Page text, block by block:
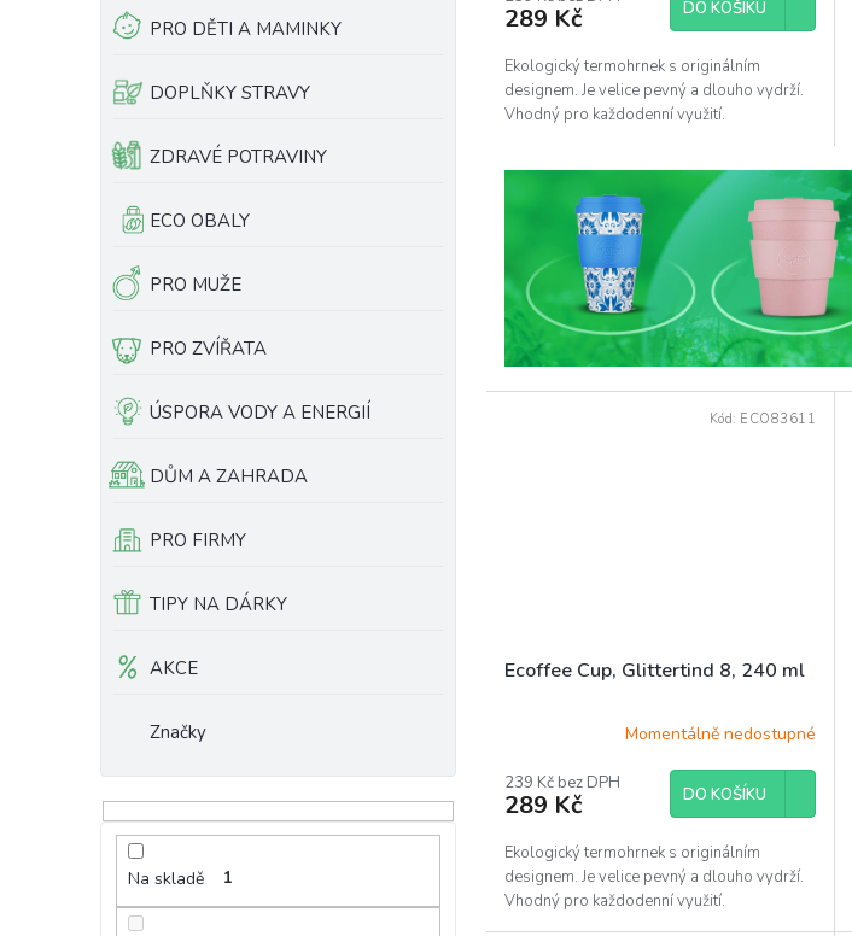
PRO DĚTI A MAMINKY
DOPLŇKY STRAVY
ZDRAVÉ POTRAVINY
ECO OBALY
PRO MUŽE
PRO ZVÍŘATA
ÚSPORA VODY A ENERGIÍ
DŮM A ZAHRADA
PRO FIRMY
TIPY NA DÁRKY
AKCE
Značky
Na skladě 1
je
z
5
hvězdiček.
289 Kč DO KOŠÍKU
Ekologický termohrnek s originálním
designem. Je velice pevný a dlouho vydrží.
Vhodný pro každodenní využití.
Ecoffee Cup, Glittertind 8, 240 ml
Momentálně nedostupné
239 Kč bez DPH
289 Kč DO KOŠÍKU
Ekologický termohrnek s originálním
designem. Je velice pevný a dlouho vydrží.
Vhodný pro každodenní využití.
Kód: ECO83611